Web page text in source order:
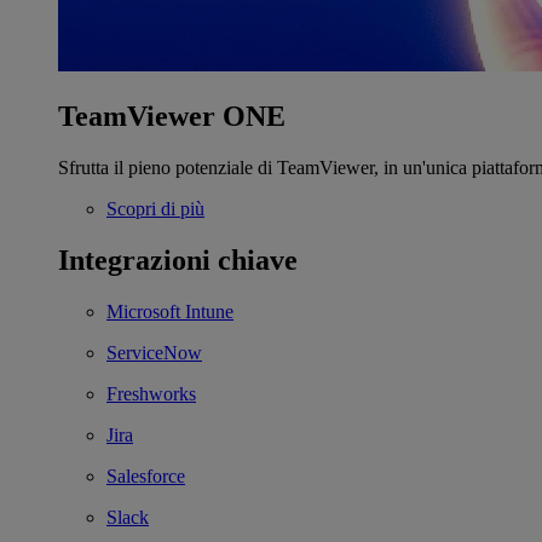
TeamViewer ONE
Sfrutta il pieno potenziale di TeamViewer, in un'unica
Scopri di più
Integrazioni chiave
Microsoft Intune
ServiceNow
Freshworks
Jira
Salesforce
Slack